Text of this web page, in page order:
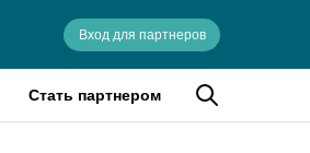
Вход для партнеров
Стать партнером